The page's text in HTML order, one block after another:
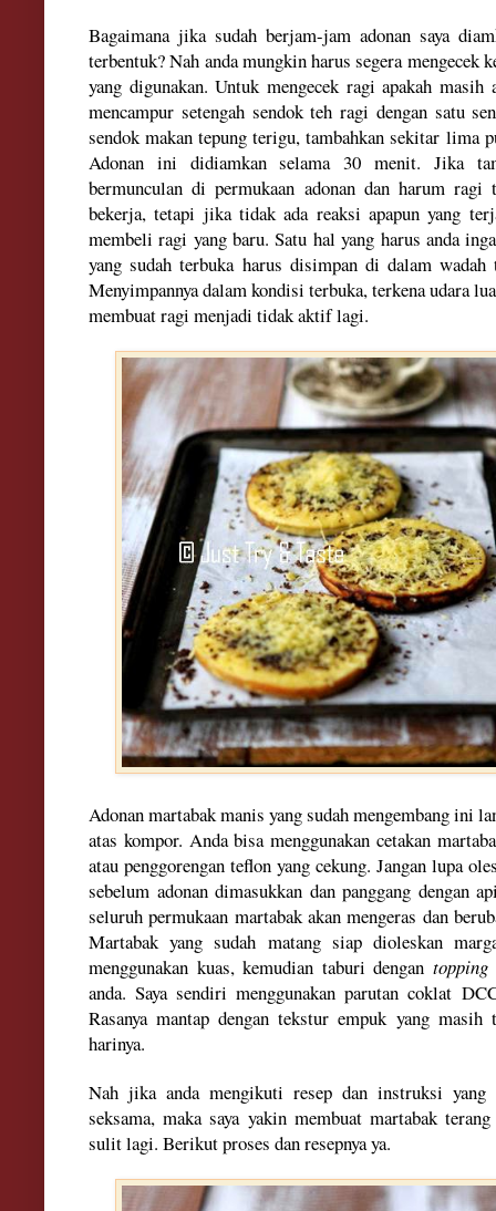
Bagaimana jika sudah berjam-jam adonan saya
terbentuk? Nah anda mungkin harus segera mengecek
yang digunakan. Untuk mengecek ragi apakah
mencampur setengah sendok teh ragi dengan satu
sendok makan tepung terigu, tambahkan sekitar
Adonan ini didiamkan selama 30 menit. Jika
bermunculan di permukaan adonan dan harum
bekerja, tetapi jika tidak ada reaksi apapun yang
membeli ragi yang baru. Satu hal yang harus anda
yang sudah terbuka harus disimpan di dalam
Menyimpannya dalam kondisi terbuka, terkena udara
membuat ragi menjadi tidak aktif lagi.
Adonan martabak manis yang sudah mengembang ini
atas kompor. Anda bisa menggunakan cetakan
atau penggorengan teflon yang cekung. Jangan lupa
sebelum adonan dimasukkan dan panggang dengan
seluruh permukaan martabak akan mengeras dan
Martabak yang sudah matang siap dioleskan
menggunakan kuas, kemudian taburi dengan topping
anda. Saya sendiri menggunakan parutan coklat
Rasanya mantap dengan tekstur empuk yang masih
harinya.
Nah jika anda mengikuti resep dan instruksi yang
seksama, maka saya yakin membuat martabak
sulit lagi. Berikut proses dan resepnya ya.